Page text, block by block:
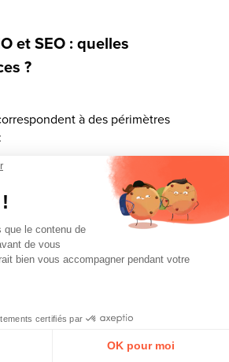
et SEO : quelles
?
à des périmètres
Engine Optimization)
de la visibilité dans les moteurs de
Engine Optimization):
des contenus pour les moteurs de
fournissent des réponses directes.
Engine Optimization)
sur des LLM, qui synthétisent
à partir de sources sélectionnées.
que le contenu de
de vous
bien vous accompagner pendant votre
certifiés par
OK pour moi